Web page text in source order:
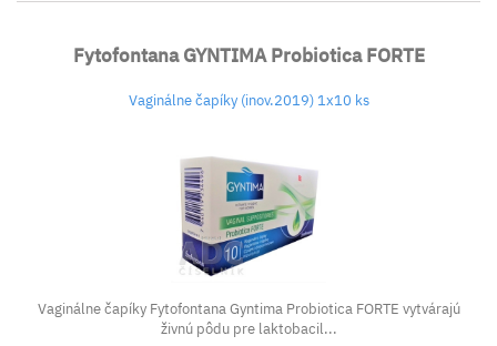
Fytofontana GYNTIMA Probiotica FORTE
Vaginálne čapíky (inov.2019) 1x10 ks
Vaginálne čapíky Fytofontana Gyntima Probiotica FORTE vytvárajú
živnú pôdu pre laktobacil...